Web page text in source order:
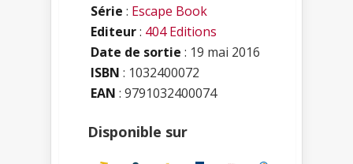
Série : Escape Book
Editeur: 404 Editions
Date de sortie : 19 mai 2016
ISBN : 1032400072
EAN : 9791032400074
Disponible sur